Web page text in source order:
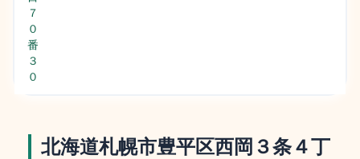
７
０
番
３
０
北海道札幌市豊平区西岡３条４丁